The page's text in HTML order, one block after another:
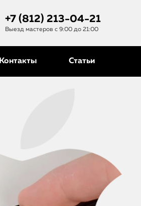
+7 (812) 213-04-21
Выезд мастеров с 9:00 до 21:00
Контакты Статьи